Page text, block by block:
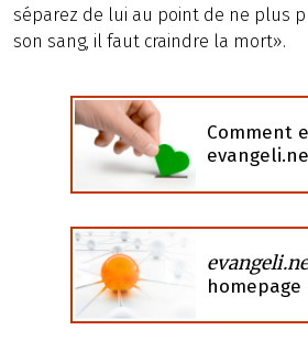
séparez de lui au point de ne plus
son sang, il faut craindre la mort».
Comment
homepage